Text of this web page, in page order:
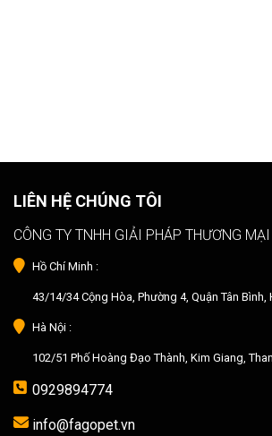
LIÊN HỆ CHÚNG TÔI
CÔNG TY TNHH GIẢI PHÁP THƯƠNG
Hồ Chí Minh :
43/14/34 Cộng Hòa, Phường 4, Quận Tân Bình,
Hà Nội :
102/51 Phố Hoàng Đạo Thành, Kim Giang,
0929894774
info@fagopet.vn